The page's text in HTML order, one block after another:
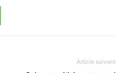
Article suivant